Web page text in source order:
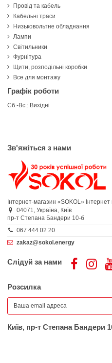
Провід та кабель
Кабельні траси
Низьковольтне обладнання
Лампи
Світильники
Фурнітура
Щити, розподільні коробки
Все для монтажу
Графік роботи
Сб.-Вс.: Вихідні
Зв'яжіться з нами
Інтернет-магазин «SOKOL»
04071, Україна, Київ
пр-т Степана Бандери 10-б
067 444 02 20
zakaz@sokol.energy
Слідуй за нами
Розсилка
Київ, пр-т Степана Бандери